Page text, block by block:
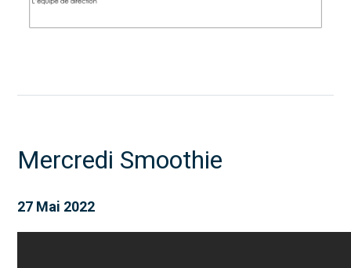
Mercredi Smoothie
27 Mai 2022